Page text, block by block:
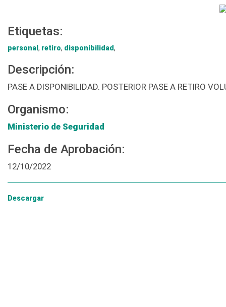
Etiquetas:
personal , retiro, disponibilidad,
Descripción:
PASE A DISPONIBILIDAD. POSTERIOR PASE A RETIRO
Organismo:
Ministerio de Seguridad
Fecha de Aprobación:
12/10/2022
Descargar